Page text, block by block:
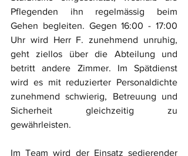
Pflegenden ihn regelmässig beim
Gehen begleiten. Gegen 16:00 - 17:00
Uhr wird Herr F. zunehmend unruhig,
geht ziellos über die Abteilung und
betritt andere Zimmer. Im Spätdienst
wird es mit reduzierter Personaldichte
zunehmend schwierig, Betreuung und
Sicherheit gleichzeitig zu
gewährleisten.
Im Team wird der Einsatz sedierender